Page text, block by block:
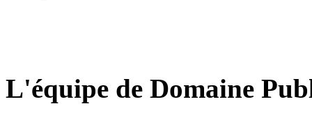
L'équipe de Domaine